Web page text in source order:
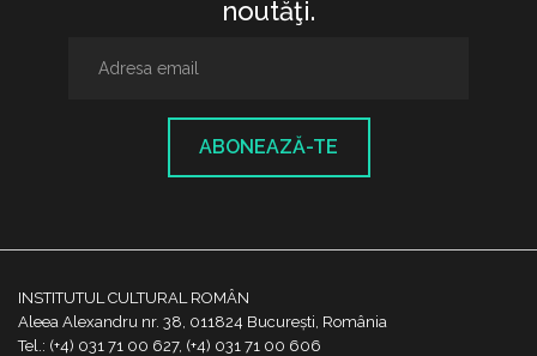
noutăţi.
ABONEAZĂ-TE
INSTITUTUL CULTURAL ROMÂN
Aleea Alexandru nr. 38, 011824 București, România
Tel.: (+4) 031 71 00 627, (+4) 031 71 00 606